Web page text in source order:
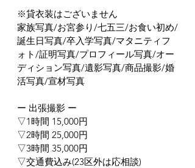
※貸衣装はございません
家族写真/お宮参り/七五三/お食い初め/
誕生日写真/卒入学写真/マタニティフ
ォト/証明写真/プロフィール写真/オー
ディション写真/遺影写真/商品撮影/婚
活写真/宣材写真
ー 出張撮影 ー
▽1時間 15,000円
▽2時間 25,000円
▽3時間 35,000円
▽交通費込み(23区外は応相談)